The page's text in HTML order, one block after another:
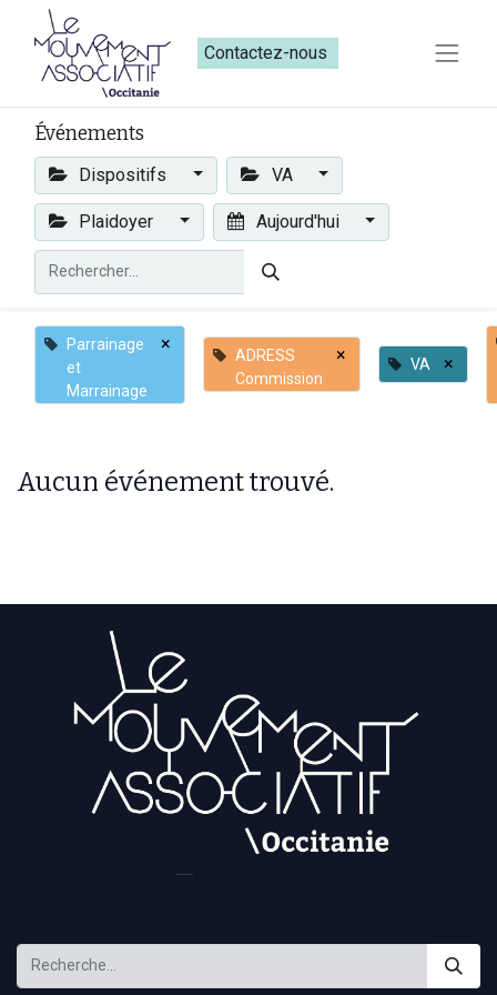
Contactez-nous​​
Événements
Dispositifs VA
Plaidoyer Aujourd'hui
Parrainage
et
Marrainage
×
ADRESS
Commission
× VA ×
Aucun événement trouvé.